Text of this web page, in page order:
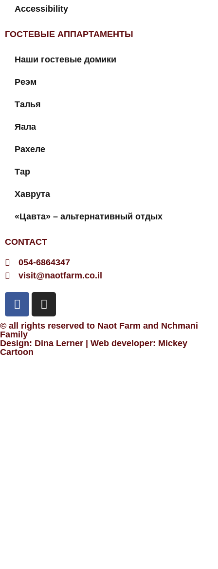
Accessibility
ГОСТЕВЫЕ АППАРТАМЕНТЫ
Наши гостевые домики
Реэм
Талья
Яала
Рахеле
Тар
Хаврута
«Цавта» – альтернативный отдых
CONTACT
054-6864347
visit@naotfarm.co.il
© all rights reserved to Naot Farm and Nchmani
Family
Design: Dina Lerner | Web developer: Mickey
Cartoon